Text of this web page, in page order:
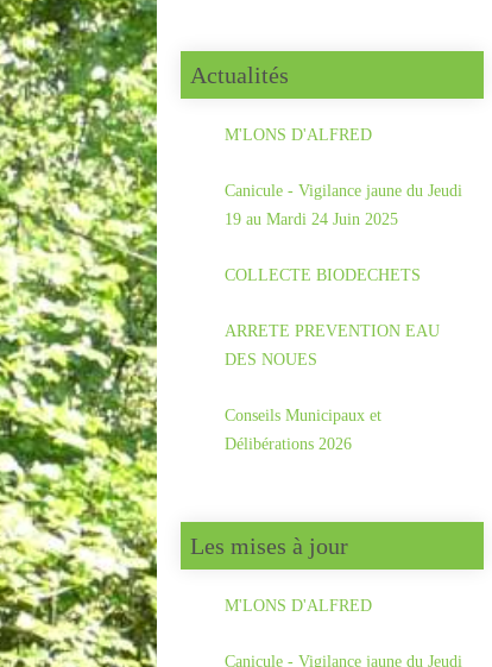
Actualités
M'LONS D'ALFRED
Canicule - Vigilance jaune du Jeudi
19 au Mardi 24 Juin 2025
COLLECTE BIODECHETS
ARRETE PREVENTION EAU
DES NOUES
Conseils Municipaux et
Délibérations 2026
Les mises à jour
M'LONS D'ALFRED
Canicule - Vigilance jaune du Jeudi